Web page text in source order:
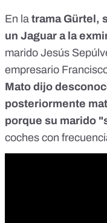
En la trama Gürtel,
un Jaguar a la
marido Jesús
empresario
Mato dijo
posteriormente
porque su marido
coches con